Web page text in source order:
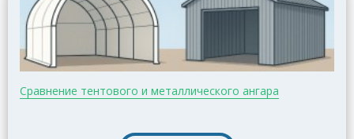
Сравнение тентового и металлического ангара